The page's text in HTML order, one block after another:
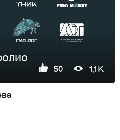
50 1,1K